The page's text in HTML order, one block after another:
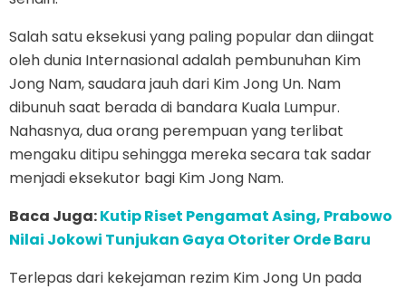
Salah satu eksekusi yang paling popular dan diingat
oleh dunia Internasional adalah pembunuhan Kim
Jong Nam, saudara jauh dari Kim Jong Un. Nam
dibunuh saat berada di bandara Kuala Lumpur.
Nahasnya, dua orang perempuan yang terlibat
mengaku ditipu sehingga mereka secara tak sadar
menjadi eksekutor bagi Kim Jong Nam.
Baca Juga:Kutip Riset Pengamat Asing, Prabowo
Nilai Jokowi Tunjukan Gaya Otoriter Orde Baru
Terlepas dari kekejaman rezim Kim Jong Un pada